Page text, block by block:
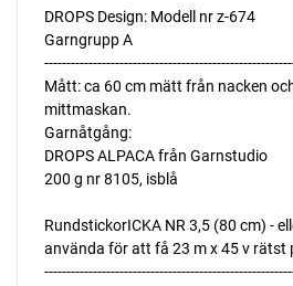
DROPS Design: Modell nr z-674
Garngrupp A
Mått: ca 60 cm mätt från nacken
mittmaskan.
Garnåtgång:
DROPS ALPACA från Garnstudio
200 g nr 8105, isblå
RundstickorICKA NR 3,5 (80 cm) -
använda för att få 23 m x 45 v rätst